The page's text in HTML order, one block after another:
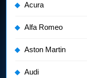
Acura
Alfa Romeo
Aston Martin
Audi